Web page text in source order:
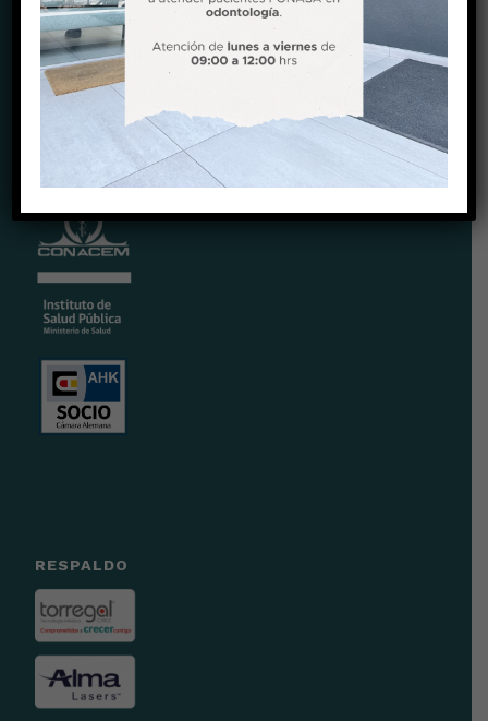
@clinicachicureo
CERTIFICACIONES
RESPALDO